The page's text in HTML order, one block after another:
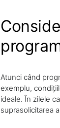
Atunci când
exemplu,
ideale. În zilele
suprasolicitarea